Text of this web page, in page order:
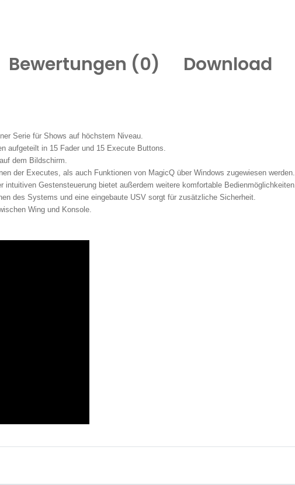
Bewertungen (0) Download
Serie für Shows auf höchstem Niveau.
aufgeteilt in 15 Fader und 15 Execute Buttons.
dem Bildschirm.
der Executes, als auch Funktionen von MagicQ über Windows zugewiesen werden.
Gestensteuerung bietet außerdem weitere komfortable Bedienmöglichkeiten.
des Systems und eine eingebaute USV sorgt für zusätzliche Sicherheit.
Wing und Konsole.